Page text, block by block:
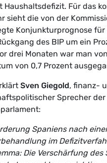
Haushaltsdefizit. Für das
sieht die von der
Konjunkturprognose für
des BIP um ein
drei Monaten war man
von 0,7 Prozent
Sven Giegold, finanz-
Sprecher der
Spaniens nach
im
Die Verschärfung